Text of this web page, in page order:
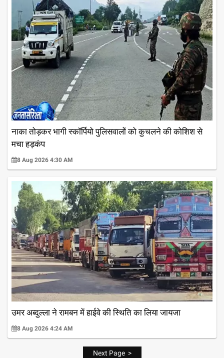
नाका तोड़कर भागी स्कॉर्पियो पुलिसवालों को कुचलने की कोशिश से
मचा हड़कंप
8 Aug 2026 4:30 AM
उमर अब्दुल्ला ने रामबन में हाईवे की स्थिति का लिया जायजा
8 Aug 2026 4:24 AM
Next Page >